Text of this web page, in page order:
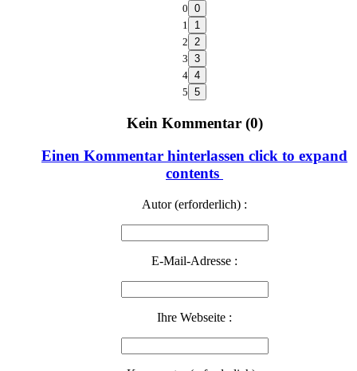
0
1
2
3
4
5
Kein Kommentar (0)
Einen Kommentar hinterlassen click to expand
contents
Autor (erforderlich) :
E-Mail-Adresse :
Ihre Webseite :